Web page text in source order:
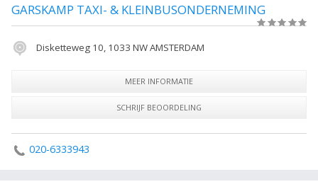
GARSKAMP TAXI- & KLEINBUSONDERNEMING
Disketteweg 10, 1033 NW AMSTERDAM
MEER INFORMATIE
SCHRIJF BEOORDELING
020-6333943